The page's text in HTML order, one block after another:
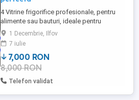
4 Vitrine frigorifice profesionale, pentru
alimente sau bauturi, ideale pentru
restaurant sau magazin de prezentare.
Foarte putin folosite. Stare perfecta de
funtionare si aspect. Pret 7-8000 lei
bucata. Inclusiv 1-2 agregate profesionale
Emerson.
1 Decembrie, Ilfov
7 iulie
7,000 RON
8,000 RON
Telefon validat